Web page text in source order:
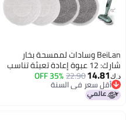
BeiLan وسادات لممسحة بخار
شارك: 12 عبوة إعادة تعبئة تناسب
ممسحة بخار شارك S7000 S7001
S7000C S7201 S7000AMZ
S8001 - وسادات بخار للمساحات
22.90
35% OFF
سعر في السنة
سعر في السنة